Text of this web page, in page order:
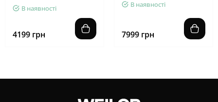
В наявності
4199 грн
В наявності
7999 грн